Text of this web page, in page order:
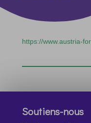
https://www.austria-
Soutiens-nous